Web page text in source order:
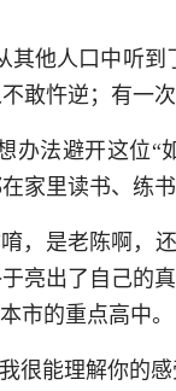
其他人口中听
敢忤逆；有
办法避开这位
家里读书、练
，是老陈啊，
亮出了自己的
市的重点高中。
很能理解你的